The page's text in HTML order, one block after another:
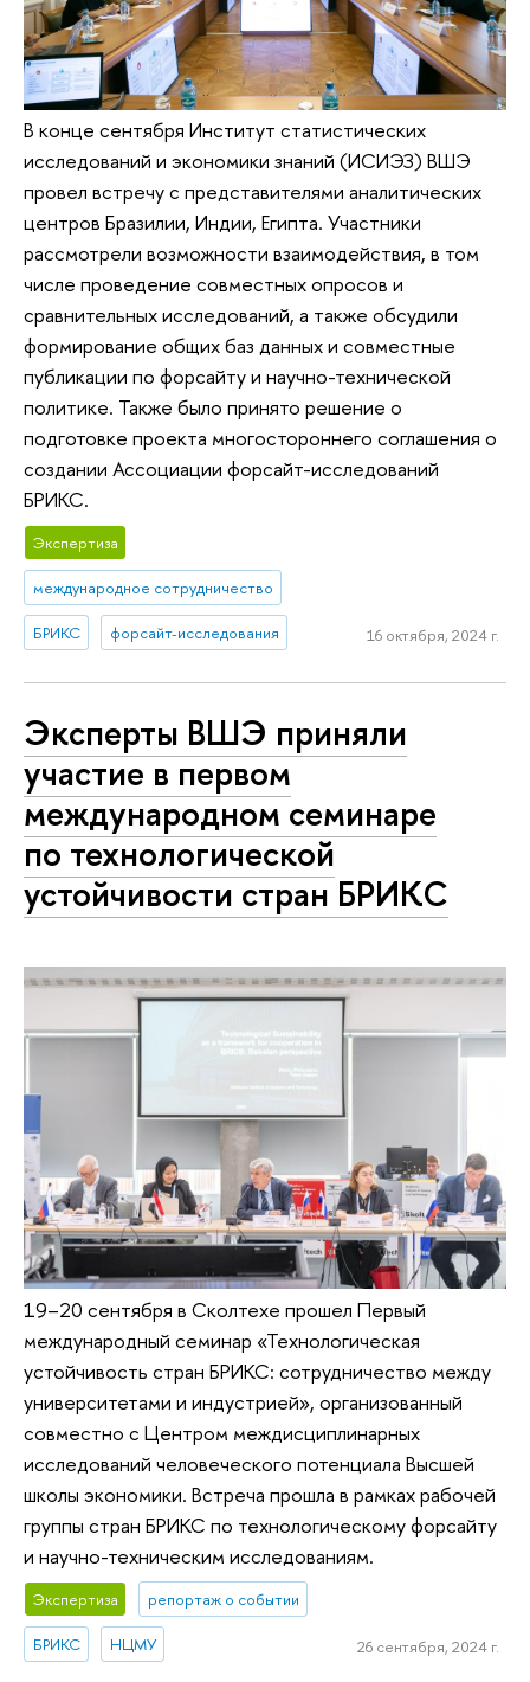
В конце сентября Институт статистических
исследований и экономики знаний (ИСИЭЗ) ВШЭ
провел встречу с представителями аналитических
центров Бразилии, Индии, Египта. Участники
рассмотрели возможности взаимодействия, в том
числе проведение совместных опросов и
сравнительных исследований, а также обсудили
формирование общих баз данных и совместные
публикации по форсайту и научно-технической
политике. Также было принято решение о
подготовке проекта многостороннего соглашения о
создании Ассоциации форсайт-исследований
БРИКС.
Экспертиза
международное сотрудничество
БРИКС форсайт-исследования 16 октября, 2024 г.
Эксперты ВШЭ приняли
участие в первом
международном семинаре
по технологической
устойчивости стран БРИКС
19–20 сентября в Сколтехе прошел Первый
международный семинар «Технологическая
устойчивость стран БРИКС: сотрудничество между
университетами и индустрией», организованный
совместно с Центром междисциплинарных
исследований человеческого потенциала Высшей
школы экономики. Встреча прошла в рамках рабочей
группы стран БРИКС по технологическому форсайту
и научно-техническим исследованиям.
Экспертиза репортаж о событии
БРИКС НЦМУ 26 сентября, 2024 г.